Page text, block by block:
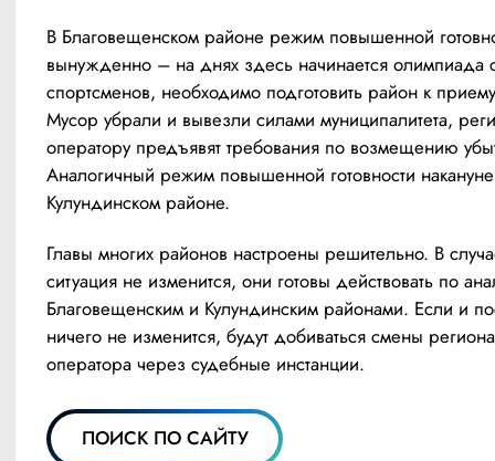
В Благовещенском районе режим повышенной
вынужденно – на днях здесь начинается олимпиада
спортсменов, необходимо подготовить район к
Мусор убрали и вывезли силами муниципалитета,
оператору предъявят требования по возмещению
Аналогичный режим повышенной готовности
Кулундинском районе.
Главы многих районов настроены решительно. В
ситуация не изменится, они готовы действовать по
Благовещенским и Кулундинским районами. Если и
ничего не изменится, будут добиваться смены
оператора через судебные инстанции.
ПОИСК ПО САЙТУ